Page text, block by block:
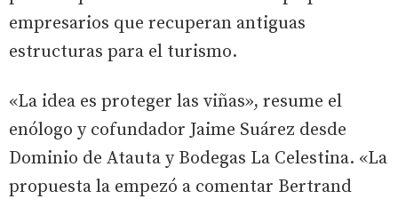
empresarios que recuperan antiguas
estructuras para el turismo.
«La idea es proteger las viñas», resume el
enólogo y cofundador Jaime Suárez desde
Dominio de Atauta y Bodegas La Celestina. «La
propuesta la empezó a comentar Bertrand